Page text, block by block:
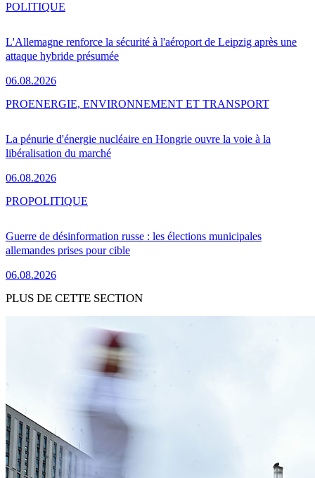
L'Allemagne renforce la sécurité à l'aéroport de Leipzig après une
attaque hybride présumée
06.08.2026
POLITIQUE
La pénurie d'énergie nucléaire en Hongrie ouvre la voie à la
libéralisation du marché
06.08.2026
PROENERGIE, ENVIRONNEMENT ET TRANSPORT
Guerre de désinformation russe : les élections municipales
allemandes prises pour cible
06.08.2026
PROPOLITIQUE
PLUS DE CETTE SECTION